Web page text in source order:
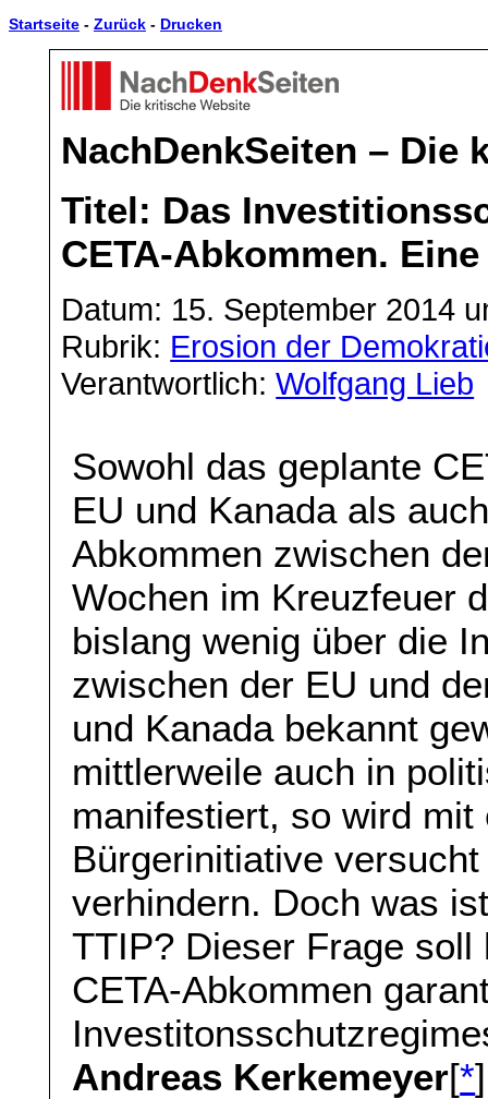
Startseite - Zurück - Drucken
NachDenkSeiten – Die
Titel: Das
CETA-Abkommen.
Datum: 15. September 2014
Rubrik: Erosion der
Verantwortlich:Wolfgang Lieb
Sowohl das geplante
EU und Kanada als
Abkommen zwischen
Wochen im Kreuzfeuer
bislang wenig über die
zwischen der EU und
und Kanada bekannt
mittlerweile auch in
manifestiert, so wird
Bürgerinitiative
verhindern. Doch was
TTIP? Dieser Frage
CETA-Abkommen
Andreas Kerkemeyer[*